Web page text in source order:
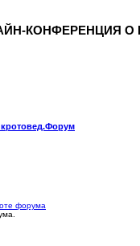
КОНФЕРЕНЦИЯ О
форума